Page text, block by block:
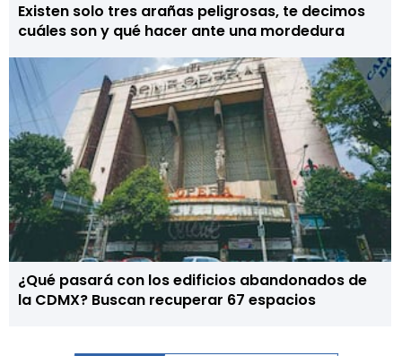
Existen solo tres arañas peligrosas, te decimos
cuáles son y qué hacer ante una mordedura
¿Qué pasará con los edificios abandonados de
la CDMX? Buscan recuperar 67 espacios